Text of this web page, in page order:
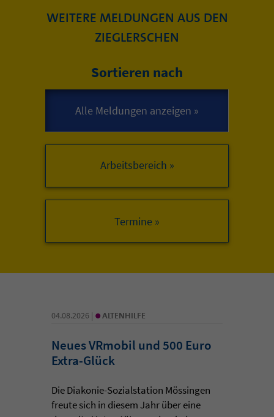
WEITERE MELDUNGEN AUS DEN
ZIEGLERSCHEN
Sortieren nach
Arbeitsbereich »
04.08.2026 | • ALTENHILFE
Neues VRmobil und 500 Euro
Extra-Glück
Die Diakonie-Sozialstation Mössingen
freute sich in diesem Jahr über eine